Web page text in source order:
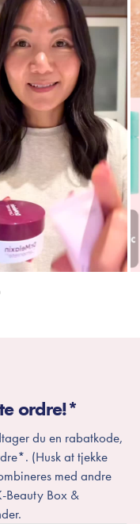
ordre!*
du en rabatkode,
(Husk at tjekke
med andre
Beauty Box &